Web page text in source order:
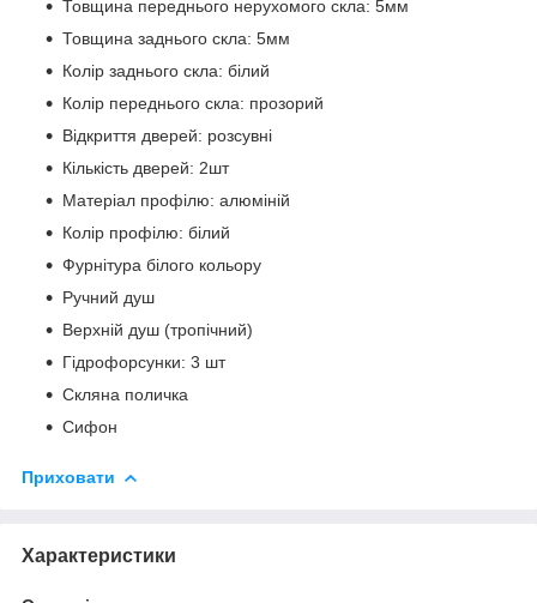
Товщина переднього нерухомого скла: 5мм
Товщина заднього скла: 5мм
Колір заднього скла: білий
Колір переднього скла: прозорий
Відкриття дверей: розсувні
Кількість дверей: 2шт
Матеріал профілю: алюміній
Колір профілю: білий
Фурнітура білого кольору
Ручний душ
Верхній душ (тропічний)
Гідрофорсунки: 3 шт
Скляна поличка
Сифон
Приховати
Характеристики